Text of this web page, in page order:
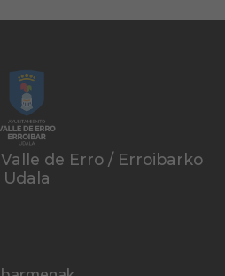
de Erro / Erroibarko
Udala